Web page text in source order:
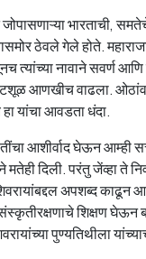
भारताची,
ठेवले गेले होते.
त्यांच्या नावाने सवर्ण
आणखीच वाढला. ओठांवर
यांचा आवडता धंदा.
आशीर्वाद घेऊन
मतेही दिली. परंतु जेंव्हा
अपशब्द काढून
शिक्षण
पुण्यतिथीला